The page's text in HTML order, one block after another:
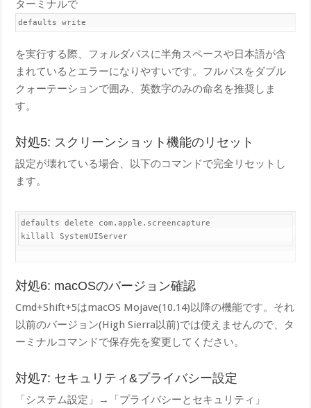
ターミナルで
default​s write
を実行する際、フォルダパスに半角スペースや日本語が含
まれているとエラーになりやすいです。フルパスをダブル
クォーテーションで囲み、英数字のみの命名を推奨しま
す。
対処5: スクリーンショット機能のリセット
設定が壊れている場合、以下のコマンドで完全リセットし
ます。
default​s delete com.apple.screencapture
kill​all SystemUIServer
対処6: macOSのバージョン確認
Cmd+Shift+5はmacOS Mojave(10.14)以降の機能です。それ
以前のバージョン(High Sierra以前)では使えませんので、タ
ーミナルコマンドで保存先を変更してください。
対処7: セキュリティ&プライバシー設定
「システム設定」→「プライバシーとセキュリティ」